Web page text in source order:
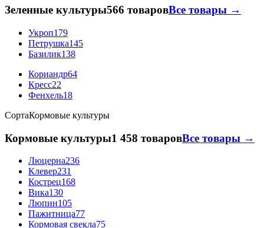
Зеленные культуры566 товаровВсе товары →
Укроп179
Петрушка145
Базилик138
Кориандр64
Кресс22
Фенхель18
СортаКормовые культуры
Кормовые культуры1 458 товаровВсе товары →
Люцерна236
Клевер231
Кострец168
Вика130
Люпин105
Пажитница77
Кормовая свекла75